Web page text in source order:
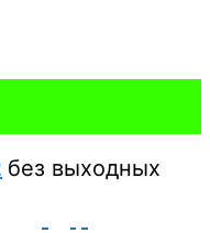
без выходных